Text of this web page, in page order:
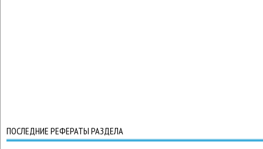
ПОСЛЕДНИЕ РЕФЕРАТЫ РАЗДЕЛА